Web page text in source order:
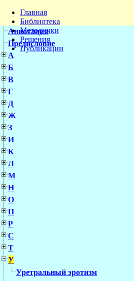
Главная
Библиотека
Методички
Решения
Публикации
Аннотация
Предисловие
А
Б
В
Г
Д
Ж
З
И
К
Л
М
Н
О
П
Р
С
Т
У
Уретральный эротизм